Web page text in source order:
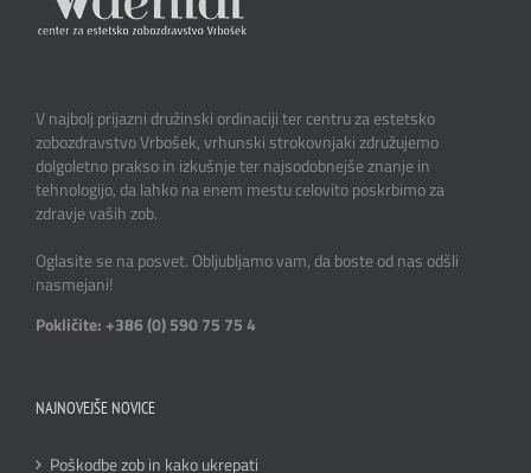
V najbolj prijazni družinski ordinaciji ter centru za estetsko
zobozdravstvo Vrbošek, vrhunski strokovnjaki združujemo
dolgoletno prakso in izkušnje ter najsodobnejše znanje in
tehnologijo, da lahko na enem mestu celovito poskrbimo za
zdravje vaših zob.
Oglasite se na posvet. Obljubljamo vam, da boste od nas odšli
nasmejani!
Pokličite: +386 (0) 590 75 75 4
NAJNOVEJŠE NOVICE
Poškodbe zob in kako ukrepati